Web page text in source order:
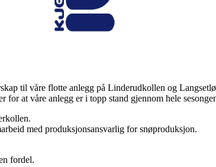
til våre flotte anlegg på Linderudkollen og
at våre anlegg er i topp stand gjennom hele
med produksjonsansvarlig for snøproduksjon.
fordel.